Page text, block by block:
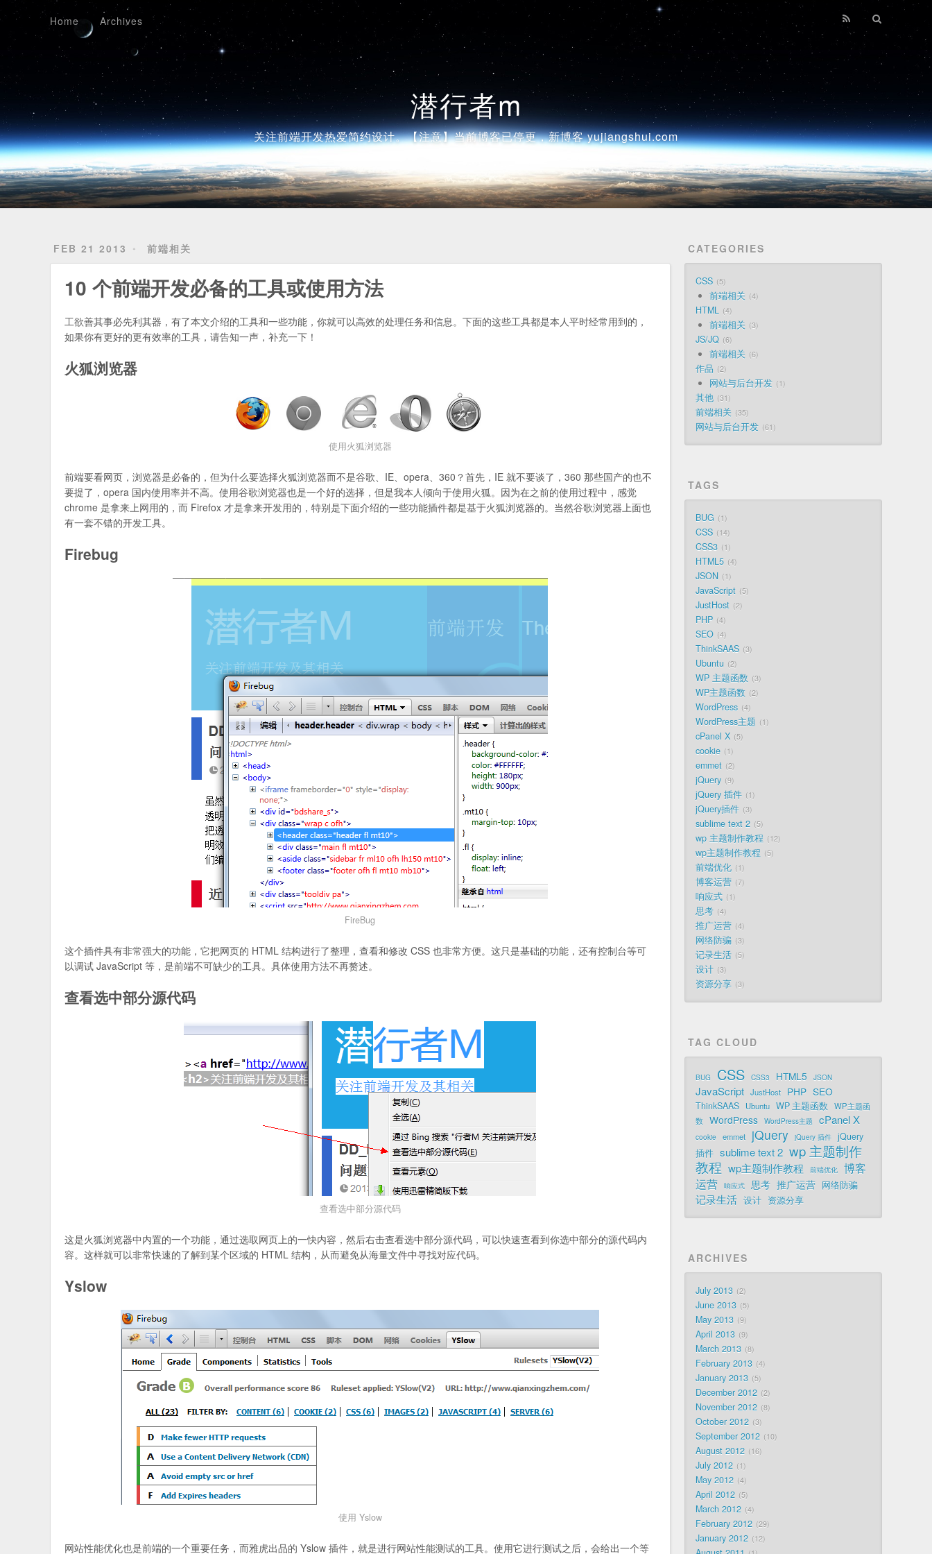
潜行者m
关注前端开发热爱简约设计。【注意】当前博客已停更，新博客 yujiangshui.com
Home Archives
FEB 21 2013 前端相关
10 个前端开发必备的工具或使用方法
工欲善其事必先利其器，有了本文介绍的工具和一些功能，你就可以高效的处理任务和信息。下面的这些工具都是本人平时经常用到的，
如果你有更好的更有效率的工具，请告知一声，补充一下！
火狐浏览器
使用火狐浏览器
前端要看网页，浏览器是必备的，但为什么要选择火狐浏览器而不是谷歌、IE、opera、360？首先，IE 就不要谈了，360 那些国产的也不
要提了，opera 国内使用率并不高。使用谷歌浏览器也是一个好的选择，但是我本人倾向于使用火狐。因为在之前的使用过程中，感觉
chrome 是拿来上网用的，而 Firefox 才是拿来开发用的，特别是下面介绍的一些功能插件都是基于火狐浏览器的。当然谷歌浏览器上面也
有一套不错的开发工具。
Firebug
FireBug
这个插件具有非常强大的功能，它把网页的 HTML 结构进行了整理，查看和修改 CSS 也非常方便。这只是基础的功能，还有控制台等可
以调试 JavaScript 等，是前端不可缺少的工具。具体使用方法不再赘述。
查看选中部分源代码
查看选中部分源代码
这是火狐浏览器中内置的一个功能，通过选取网页上的一快内容，然后右击查看选中部分源代码，可以快速查看到你选中部分的源代码内
容。这样就可以非常快速的了解到某个区域的 HTML 结构，从而避免从海量文件中寻找对应代码。
Yslow
使用 Yslow
网站性能优化也是前端的一个重要任务，而雅虎出品的 Yslow 插件，就是进行网站性能测试的工具。使用它进行测试之后，会给出一个等
CATEGORIES
CSS 5
前端相关 4
HTML 4
前端相关 3
JS/JQ 6
前端相关 6
作品 2
网站与后台开发 1
其他 31
前端相关 35
网站与后台开发 61
TAGS
BUG 1
CSS 14
CSS3 1
HTML5 4
JSON 1
JavaScript 5
JustHost 2
PHP 4
SEO 4
ThinkSAAS 3
Ubuntu 2
WP 主题函数 3
WP主题函数 2
WordPress 4
WordPress主题 1
cPanel X 5
cookie 1
emmet 2
jQuery 9
jQuery 插件 1
jQuery插件 3
sublime text 2 5
wp 主题制作教程 12
wp主题制作教程 5
前端优化 1
博客运营 7
响应式 1
思考 4
推广运营 4
网络防骗 3
记录生活 5
设计 3
资源分享 3
TAG CLOUD
BUG CSS CSS3 HTML5 JSON
JavaScript JustHost PHP SEO
ThinkSAAS Ubuntu WP 主题函数 WP主题函
数 WordPress WordPress主题 cPanel X
cookie emmet jQuery jQuery 插件
jQuery
插件 sublime text 2 wp 主题制作
教程 wp主题制作教程 前端优化
博客
运营
响应式 思考 推广运营 网络防骗
记录生活 设计 资源分享
ARCHIVES
July 2013 2
June 2013 5
May 2013 9
April 2013 9
March 2013 8
February 2013 4
January 2013 5
December 2012 2
November 2012 8
October 2012 3
September 2012 10
August 2012 16
July 2012 1
May 2012 4
April 2012 5
March 2012 4
February 2012 29
January 2012 12
Archives